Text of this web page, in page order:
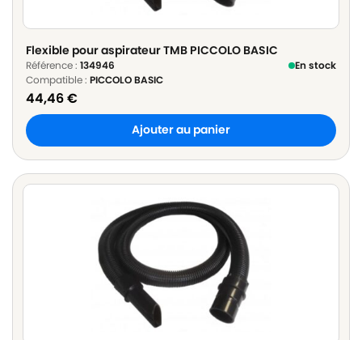
Flexible pour aspirateur TMB PICCOLO BASIC
Référence : 134946
En stock
Compatible : PICCOLO BASIC
44,46€
Ajouter au panier